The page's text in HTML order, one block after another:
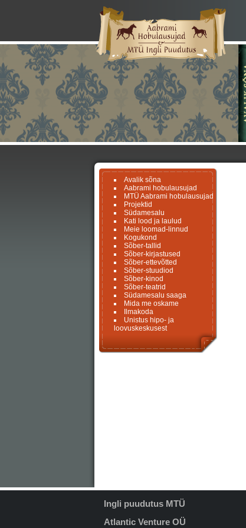
Avalik sõna
Aabrami hobulausujad
MTÜ Aabrami hobulausujad
Projektid
Südamesalu
Kati lood ja laulud
Meie loomad-linnud
Kogukond
Sõber-tallid
Sõber-kirjastused
Sõber-ettevõtted
Sõber-stuudiod
Sõber-kinod
Sõber-teatrid
Südamesalu saaga
Mida me oskame
Ilmakoda
Unistus hipo- ja
loovuskeskusest
Ingli puudutus MTÜ
Atlantic Venture OÜ